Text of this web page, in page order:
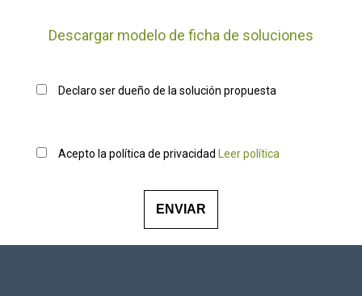
Descargar modelo de ficha de soluciones
Declaro ser dueño de la solución propuesta
Acepto la política de privacidad Leer política